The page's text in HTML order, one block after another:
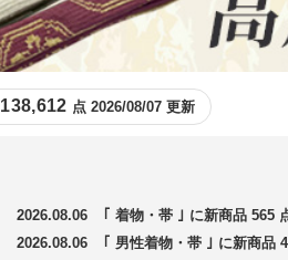
138,612 点 2026/08/07 更新
2026.08.06
｢ 着物・帯 ｣ に新商品 565
2026.08.06
｢ 男性着物・帯 ｣ に新商品